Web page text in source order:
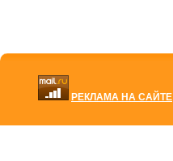
РЕКЛАМА НА САЙТЕ